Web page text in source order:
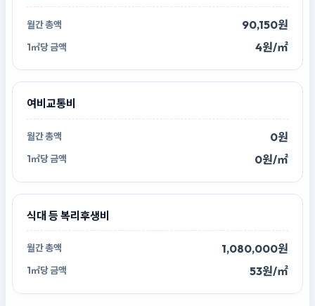
90,150원
4원/㎡
여비교통비
0원
0원/㎡
식대 등 복리후생비
1,080,000원
53원/㎡